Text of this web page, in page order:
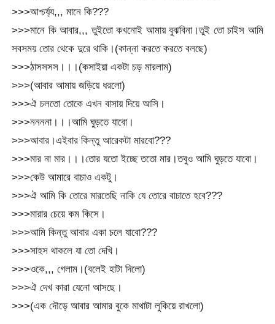
>>>আশ্চর্য্য,,, মানে কি???
>>>মানে কি আবার,,, তুইতো কখনোই আমায় বুঝবিনা।তুই তো চাইস আমি
সবসময় তোর থেকে দুরে থাকি।(কান্না করতে করতে বলছে)
>>>ঠাসসসস।।।(কসাইয়া একটা চড় মারলাম)
>>>(আবার আমায় জড়িয়ে ধরলো)
>>>ঐ চলতো তোকে এখন বাসায় দিয়ে আসি।
>>>ননননা।।।আমি ঘুড়তে যাবো।
>>>আবার।এইবার কিন্তু আরেকটা মারবো???
>>>মার না মার।।।তোর যতো ইচ্ছে ততো মার।তবুও আমি ঘুড়তে যাবো।
>>>কেউ আমারে বাচাও একটু।
>>>ঐ আমি কি তোরে মারতেছি নাকি যে তোরে বাচাতে হবে???
>>>মারার চেয়ে কম কিসে।
>>>আমি কিন্তু আবার একা চলে যাবো???
>>>সাহস থাকলে যা তো দেখি।
>>>ওকে,,, গেলাম।(বলেই হাটা দিলো)
>>>ঐ দেখ কারা যেনো আসছে।
>>>(এক দৌড়ে আবার আমার বুকে মাথাটা লুকিয়ে রাখলো)